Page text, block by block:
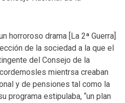
horroroso drama [La 2ª Guerra]
de la sociedad a la que el
del Consejo de la
mientrsa creaban
y de pensiones tal como la
programa estipulaba, “un plan